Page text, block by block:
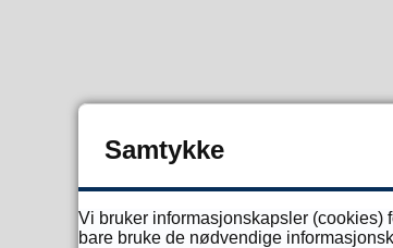
Samtykke
Vi bruker informasjonskapsler (cookies)
bare bruke de nødvendige